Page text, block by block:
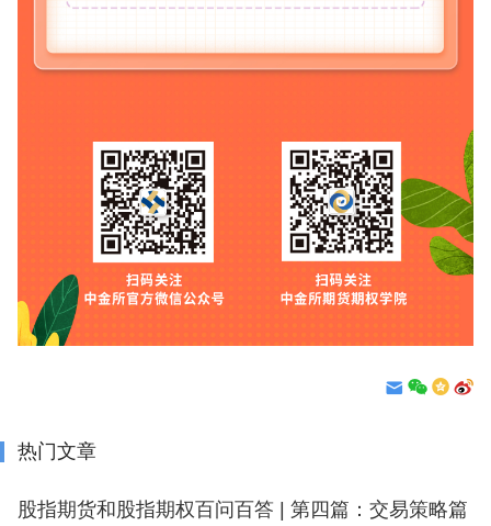
热门文章
股指期货和股指期权百问百答 | 第四篇：交易策略篇